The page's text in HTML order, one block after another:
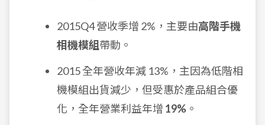
2015Q4 營收季增 2%，主要由高階手機
相機模組 帶動。
2015 全年營收年減 13%，主因為低階相
機模組出貨減少，但受惠於產品組合優
化，全年營業利益年增 19% 。